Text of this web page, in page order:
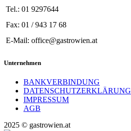
Tel.: 01 9297644
Fax: 01 / 943 17 68
E-Mail: office@gastrowien.at
Unternehmen
BANKVERBINDUNG
DATENSCHUTZERKLÄRUNG
IMPRESSUM
AGB
2025 © gastrowien.at